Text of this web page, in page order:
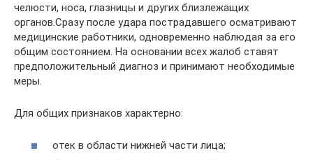
челюсти, носа, глазницы и других близлежащих
органов.Сразу после удара пострадавшего осматривают
медицинские работники, одновременно наблюдая за его
общим состоянием. На основании всех жалоб ставят
предположительный диагноз и принимают необходимые
меры.
Для общих признаков характерно:
отек в области нижней части лица;